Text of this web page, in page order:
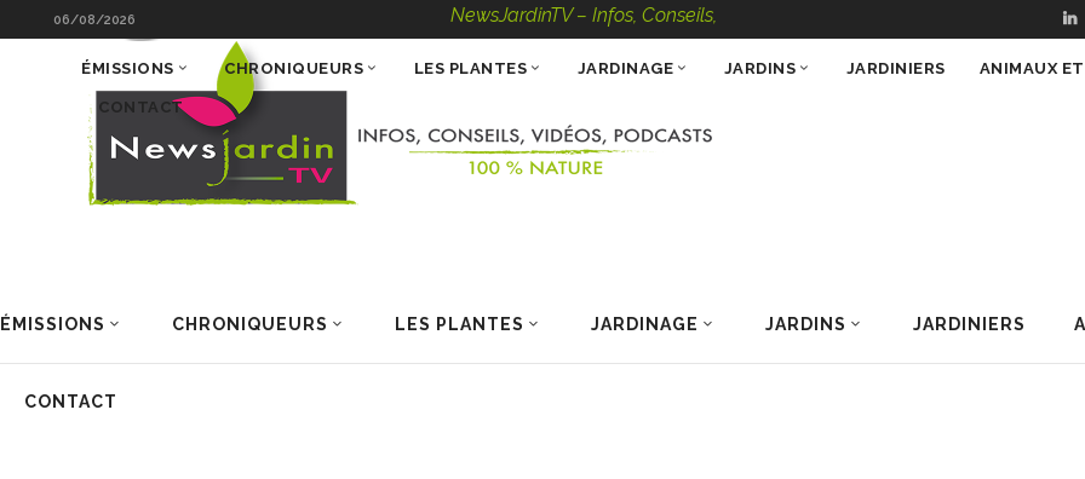
06/08/2026 NewsJardinTV – Infos, Conseils, Vidéos, Podcasts – 100 % Nature
ÉMISSIONS CHRONIQUEURS LES PLANTES JARDINAGE JARDINS JARDINIERS
CONTACT
ÉMISSIONS CHRONIQUEURS LES PLANTES JARDINAGE JARDINS JARDINIERS ANIMAUX
CONTACT